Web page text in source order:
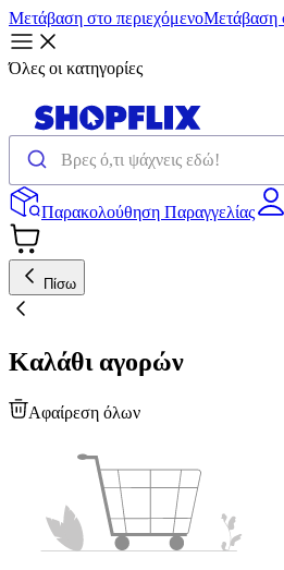
Μετάβαση στο περιεχόμενοΜετάβαση
Όλες οι κατηγορίες
Παρακολούθηση Παραγγελίας
Πίσω
Καλάθι αγορών
Αφαίρεση όλων